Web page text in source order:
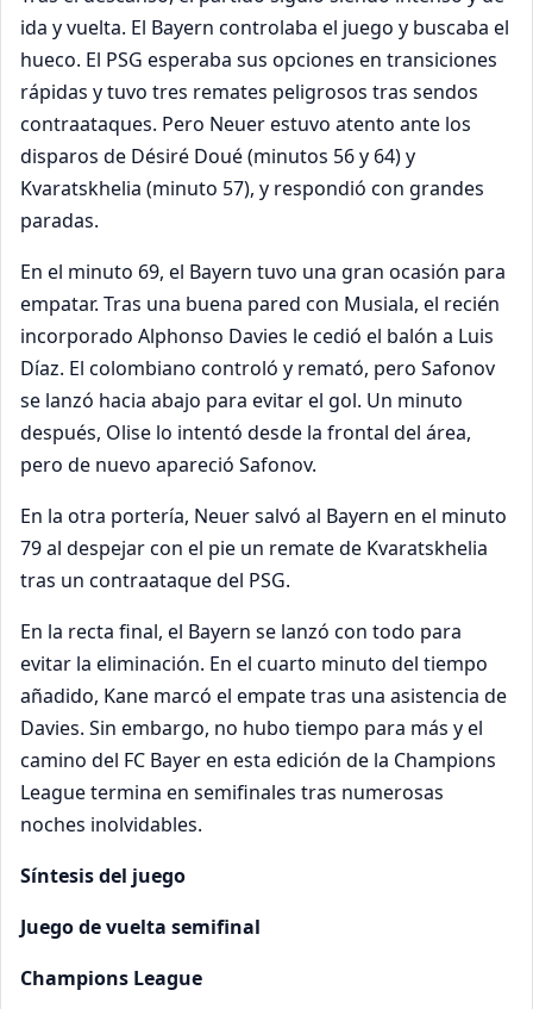
ida y vuelta. El Bayern controlaba el juego y buscaba el
hueco. El PSG esperaba sus opciones en transiciones
rápidas y tuvo tres remates peligrosos tras sendos
contraataques. Pero Neuer estuvo atento ante los
disparos de Désiré Doué (minutos 56 y 64) y
Kvaratskhelia (minuto 57), y respondió con grandes
paradas.
En el minuto 69, el Bayern tuvo una gran ocasión para
empatar. Tras una buena pared con Musiala, el recién
incorporado Alphonso Davies le cedió el balón a Luis
Díaz. El colombiano controló y remató, pero Safonov
se lanzó hacia abajo para evitar el gol. Un minuto
después, Olise lo intentó desde la frontal del área,
pero de nuevo apareció Safonov.
En la otra portería, Neuer salvó al Bayern en el minuto
79 al despejar con el pie un remate de Kvaratskhelia
tras un contraataque del PSG.
En la recta final, el Bayern se lanzó con todo para
evitar la eliminación. En el cuarto minuto del tiempo
añadido, Kane marcó el empate tras una asistencia de
Davies. Sin embargo, no hubo tiempo para más y el
camino del FC Bayer en esta edición de la Champions
League termina en semifinales tras numerosas
noches inolvidables.
Síntesis del juego
Juego de vuelta semifinal
Champions League